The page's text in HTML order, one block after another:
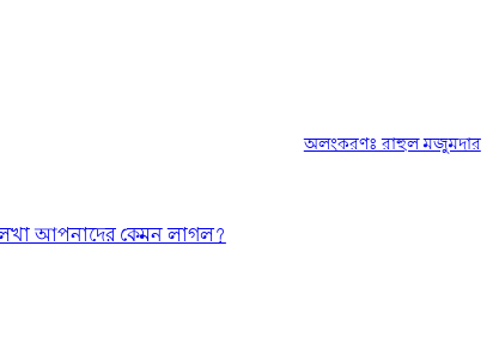
অলংকরণঃ রাহুল মজুমদার
আপনাদের কেমন লাগল?